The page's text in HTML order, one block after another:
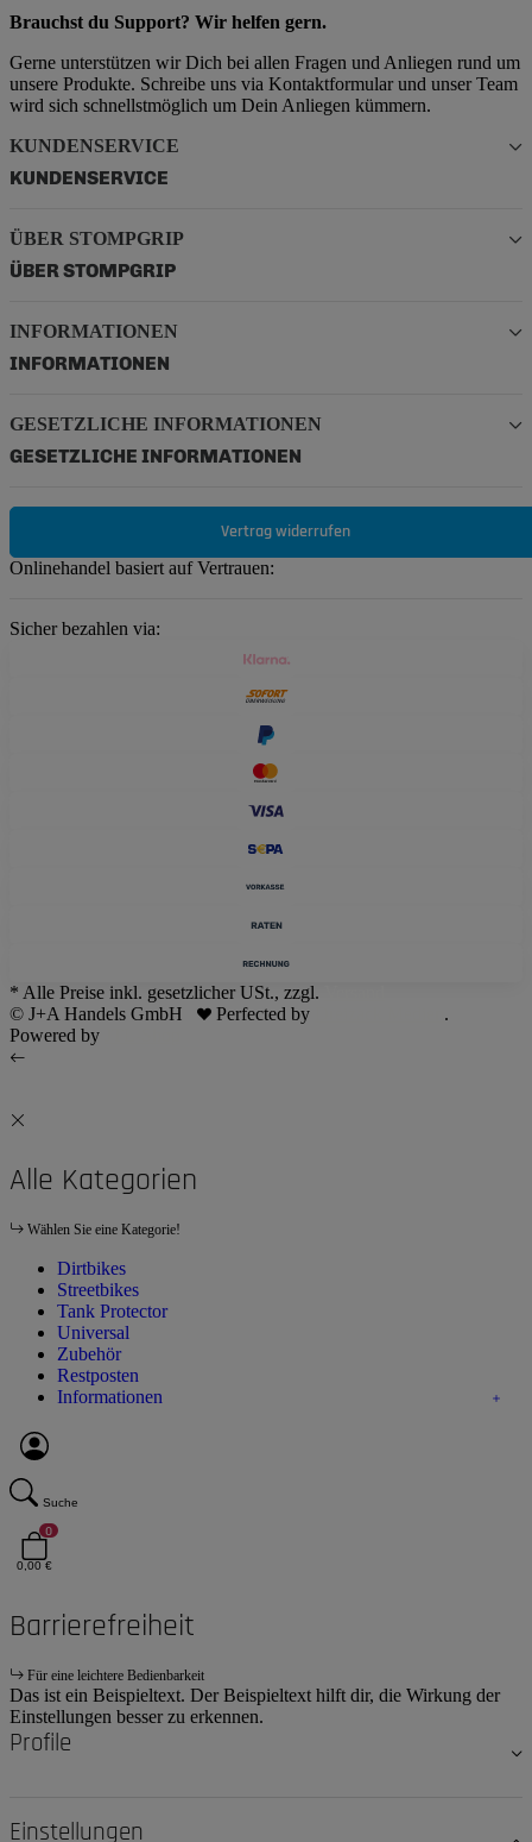
Brauchst du Support? Wir helfen gern.
Gerne unterstützen wir Dich bei allen Fragen und Anliegen rund um
unsere Produkte. Schreibe uns via Kontaktformular und unser Team
wird sich schnellstmöglich um Dein Anliegen kümmern.
KUNDENSERVICE
KUNDENSERVICE
ÜBER STOMPGRIP
ÜBER STOMPGRIP
INFORMATIONEN
INFORMATIONEN
GESETZLICHE INFORMATIONEN
GESETZLICHE INFORMATIONEN
Vertrag widerrufen
Onlinehandel basiert auf Vertrauen:
Sicher bezahlen via:
* Alle Preise inkl. gesetzlicher USt., zzgl.
© J+A Handels GmbH
Perfected by
.
Powered by
Alle Kategorien
Wählen Sie eine Kategorie!
Dirtbikes
Streetbikes
Tank Protector
Universal
Zubehör
Restposten
Informationen
Suche
0
0,00 €
Barrierefreiheit
Für eine leichtere Bedienbarkeit
Das ist ein Beispieltext. Der Beispieltext hilft dir, die Wirkung der
Einstellungen besser zu erkennen.
Profile
Einstellungen